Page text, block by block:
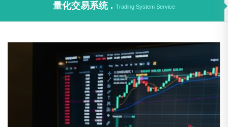
量化交易系统 . Trading System Service